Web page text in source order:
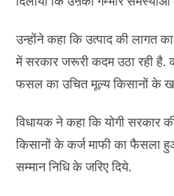
उन्होंने कहा कि उत्पाद की लागत
में सरकार जरूरी कदम उठा रही है.
फसल का उचित मूल्य किसानों के
विधायक ने कहा कि योगी सरकार
किसानों के कर्ज माफी का फैसला
सम्मान निधि के जरिए दिये.